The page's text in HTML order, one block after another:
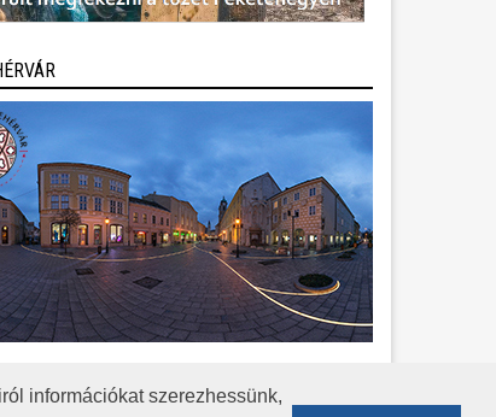
információkat szerezhessünk,
ADATOK ADATVÉDELEM